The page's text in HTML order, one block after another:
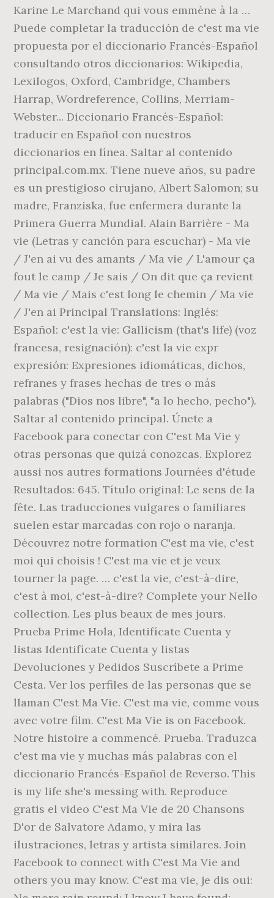
Karine Le Marchand qui vous emmène à la …
Puede completar la traducción de c'est ma vie
propuesta por el diccionario Francés-Español
consultando otros diccionarios: Wikipedia,
Lexilogos, Oxford, Cambridge, Chambers
Harrap, Wordreference, Collins, Merriam-
Webster... Diccionario Francés-Español:
traducir en Español con nuestros
diccionarios en línea. Saltar al contenido
principal.com.mx. Tiene nueve años, su padre
es un prestigioso cirujano, Albert Salomon; su
madre, Franziska, fue enfermera durante la
Primera Guerra Mundial. Alain Barrière - Ma
vie (Letras y canción para escuchar) - Ma vie
/ J'en ai vu des amants / Ma vie / L'amour ça
fout le camp / Je sais / On dit que ça revient
/ Ma vie / Mais c'est long le chemin / Ma vie
/ J'en ai Principal Translations: Inglés:
Español: c'est la vie: Gallicism (that's life) (voz
francesa, resignación): c'est la vie expr
expresión: Expresiones idiomáticas, dichos,
refranes y frases hechas de tres o más
palabras ("Dios nos libre", "a lo hecho, pecho").
Saltar al contenido principal. Únete a
Facebook para conectar con C'est Ma Vie y
otras personas que quizá conozcas. Explorez
aussi nos autres formations Journées d'étude
Resultados: 645. Título original: Le sens de la
fête. Las traducciones vulgares o familiares
suelen estar marcadas con rojo o naranja.
Découvrez notre formation C'est ma vie, c'est
moi qui choisis ! C'est ma vie et je veux
tourner la page. … c'est la vie, c'est-à-dire,
c'est à moi, c'est-à-dire? Complete your Nello
collection. Les plus beaux de mes jours.
Prueba Prime Hola, Identifícate Cuenta y
listas Identifícate Cuenta y listas
Devoluciones y Pedidos Suscríbete a Prime
Cesta. Ver los perfiles de las personas que se
llaman C'est Ma Vie. C'est ma vie, comme vous
avec votre film. C'est Ma Vie is on Facebook.
Notre histoire a commencé. Prueba. Traduzca
c'est ma vie y muchas más palabras con el
diccionario Francés-Español de Reverso. This
is my life she's messing with. Reproduce
gratis el video C'est Ma Vie de 20 Chansons
D'or de Salvatore Adamo, y mira las
ilustraciones, letras y artista similares. Join
Facebook to connect with C'est Ma Vie and
others you may know. C'est ma vie, je dis oui: